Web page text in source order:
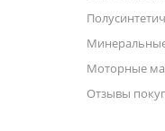
Моторные
Отзывы